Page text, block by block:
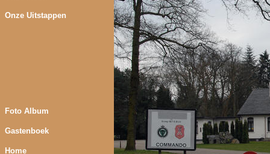
Onze Uitstappen
Foto Album
Gastenboek
Home